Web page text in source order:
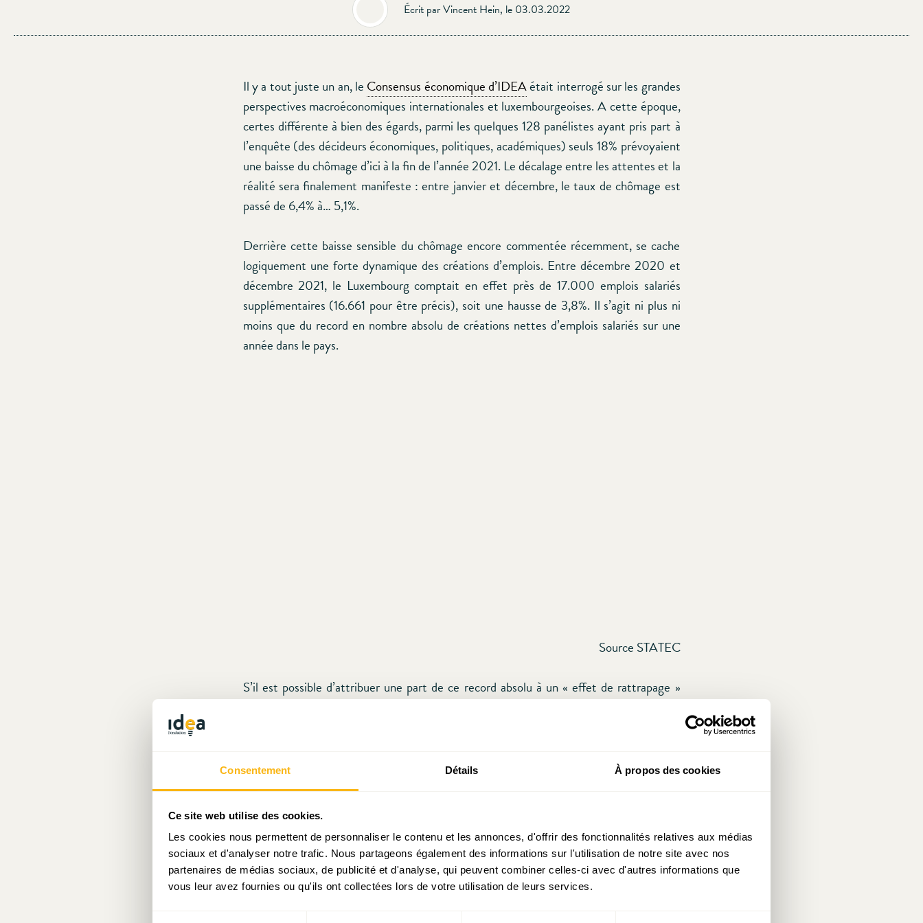
Consentement Détails À propos des cookies
Ce site web utilise des cookies.
Les cookies nous permettent de personnaliser le contenu et les annonces, d'offrir des fonctionnalités relatives aux médias
sociaux et d'analyser notre trafic. Nous partageons également des informations sur l'utilisation de notre site avec nos
partenaires de médias sociaux, de publicité et d'analyse, qui peuvent combiner celles-ci avec d'autres informations que
vous leur avez fournies ou qu'ils ont collectées lors de votre utilisation de leurs services.
Écrit par Vincent Hein, le 03.03.2022
Il y a tout juste un an, le Consensus économique d’IDEAétait interrogé sur les grandes
perspectives macroéconomiques internationales et luxembourgeoises. A cette époque,
certes différente à bien des égards, parmi les quelques 128 panélistes ayant pris part à
l’enquête (des décideurs économiques, politiques, académiques) seuls 18% prévoyaient
une baisse du chômage d’ici à la fin de l’année 2021. Le décalage entre les attentes et la
réalité sera finalement manifeste : entre janvier et décembre, le taux de chômage est
passé de 6,4% à… 5,1%.
Derrière cette baisse sensible du chômage encore commentée récemment, se cache
logiquement une forte dynamique des créations d’emplois. Entre décembre 2020 et
décembre 2021, le Luxembourg comptait en effet près de 17.000 emplois salariés
supplémentaires (16.661 pour être précis), soit une hausse de 3,8%. Il s’agit ni plus ni
moins que du record en nombre absolu de créations nettes d’emplois salariés sur une
année dans le pays.
Source STATEC
S’il est possible d’attribuer une part de ce record absolu à un « effet de rattrapage »
accompagnée d’une déformation de la structure sectorielle (à la faveur du secteur non-
marchand ou des TIC par exemple), et dans quelle mesure elle a « bénéficié » à la
Mais ce résultat donne également l’impression que la fameuse « croissance riche en
emplois salariés » est une donnée indéboulonnable au Luxembourg. Cela est riche
d’enseignements notamment lorsque l’on se replace dans les débats du milieu des